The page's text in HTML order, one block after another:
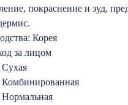
покраснение и зуд,
Корея
за лицом